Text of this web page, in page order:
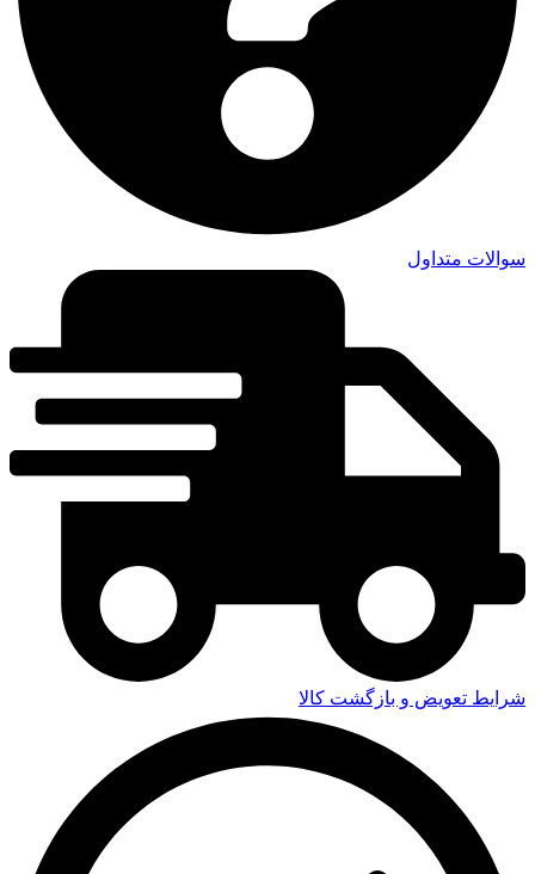
سوالات متداول
شرایط تعویض و بازگشت کالا